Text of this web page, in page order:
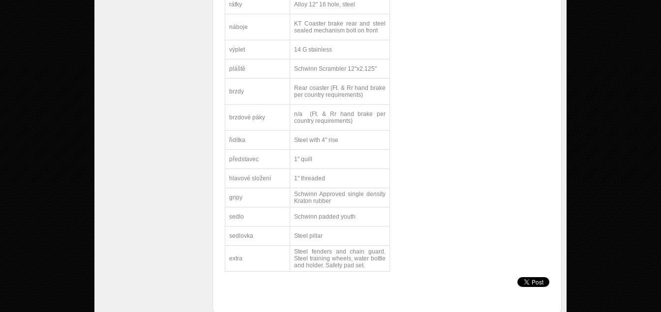
ráfky Alloy 12" 16 hole, steel
náboje
KT Coaster brake rear and steel
sealed mechanism bolt on front
výplet 14 G stainless
pláště Schwinn Scrambler 12"x2.125"
brzdy
Rear coaster (Ft. & Rr hand brake
per country requirements)
brzdové páky n/a
(Ft. & Rr hand brake per
country requirements)
řidítka Steel with 4" rise
představec 1" quill
hlavové složení 1" threaded
gripy
Schwinn Approved single density
Kraton rubber
sedlo Schwinn padded youth
sedlovka Steel pillar
extra
Steel fenders and chain guard.
Steel training wheels, water bottle
and holder. Safety pad set.